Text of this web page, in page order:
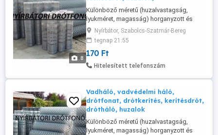
8
Különböző méretű (huzalvastagság,
lyukméret, magasság) horganyzott és
műanyagos drótfonatok, vadvédelmi
hálók, madárháló, tcs.fonat, csibedrót,
valamint horganyzott, tüskés és fekete
huzalok gyártása és forgalmazása.
Horganyzott gépfonat: 60x60/1,7/1000
tüskésdrót eladó. ...
Nyírbátor, Szabolcs-Szatmár-Bereg
tegnap 21:55
170 Ft
Hitelesített telefonszám
Vadháló, vadvédelmi háló,
drótfonat, drótkerítés, kerítésdrót,
drótháló, huzalok
Különböző méretű (huzalvastagság,
lyukméret, magasság) horganyzott és